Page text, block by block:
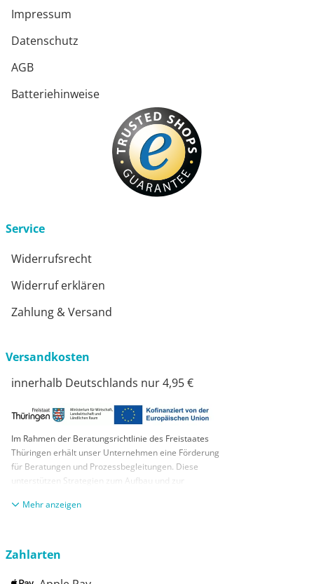
Impressum
Datenschutz
AGB
Batteriehinweise
Service
Widerrufsrecht
Widerruf erklären
Zahlung & Versand
Versandkosten
innerhalb Deutschlands nur 4,95 €
Im Rahmen der Beratungsrichtlinie des Freistaates
Thüringen erhält unser Unternehmen eine Förderung
für Beratungen und Prozessbegleitungen. Diese
unterstützen Strategien zum Aufbau und zur
KMUs. Die daraus resultierenden Ergebnisse und
aus Mitteln des Europäischen Sozialfonds Plus und
anzeigen
Zahlarten